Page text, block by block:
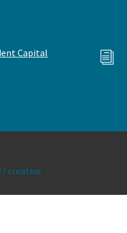
Capital i
creative